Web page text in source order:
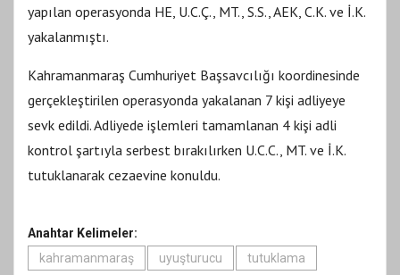
yapılan operasyonda HE, U.C.Ç., MT., S.S., AEK, C.K. ve İ.K.
yakalanmıştı.
Kahramanmaraş Cumhuriyet Başsavcılığı koordinesinde
gerçekleştirilen operasyonda yakalanan 7 kişi adliyeye
sevk edildi. Adliyede işlemleri tamamlanan 4 kişi adli
kontrol şartıyla serbest bırakılırken U.C.C., MT. ve İ.K.
tutuklanarak cezaevine konuldu.
Anahtar Kelimeler:
kahramanmaraş
uyuşturucu tutuklama